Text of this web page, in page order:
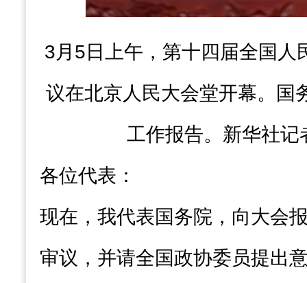
3月5日上午，第十四届全国人
议在北京人民大会堂开幕。国
工作报告。新华社记
各位代表：
现在，我代表国务院，向大会
审议，并请全国政协委员提出